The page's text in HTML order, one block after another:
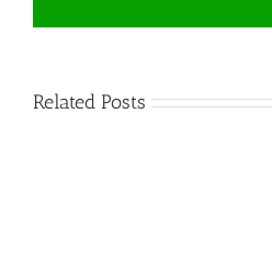
Related Posts